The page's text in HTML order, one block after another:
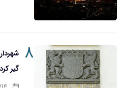
۸
گیر کرد